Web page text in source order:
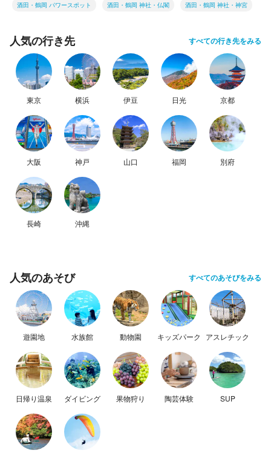
酒田・鶴岡 パワースポット 酒田・鶴岡 神社・仏閣 酒田・鶴岡 神社・神宮
人気の行き先 すべての行き先をみる
東京 横浜 伊豆 日光 京都
大阪 神戸 山口 福岡 別府
長崎 沖縄
人気のあそび すべてのあそびをみる
遊園地 水族館 動物園 キッズパーク アスレチック
日帰り温泉 ダイビング 果物狩り 陶芸体験 SUP